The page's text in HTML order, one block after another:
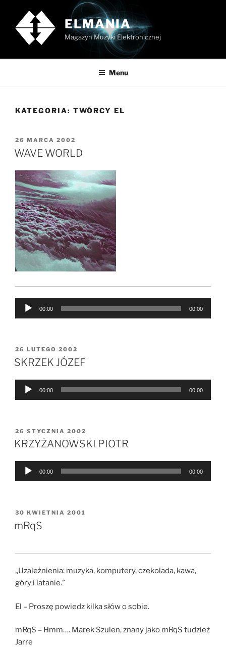
treści
ELMANIA
Magazyn Muzyki Elektronicznej
Menu
KATEGORIA: TWÓRCY EL
OPUBLIKOWANE
W
26 MARCA 2002
WAVE WORLD
Odtwarzacz
00:00 00:00
OPUBLIKOWANE
W
26 LUTEGO 2002
SKRZEK JÓZEF
Odtwarzacz
00:00 00:00
OPUBLIKOWANE
W
26 STYCZNIA 2002
KRZYŻANOWSKI PIOTR
Odtwarzacz
00:00 00:00
OPUBLIKOWANE
30 KWIETNIA 2001
mRqS
„Uzależnienia: muzyka, komputery, czekolada, kawa,
góry i latanie.”
El – Proszę powiedz kilka słów o sobie.
mRqS – Hmm…. Marek Szulen, znany jako mRqS tudzież
Jarre